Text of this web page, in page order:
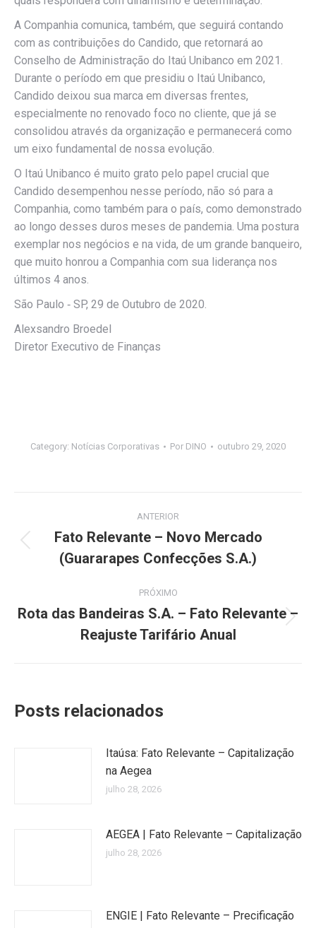
A Companhia comunica, também, que seguirá contando
com as contribuições do Candido, que retornará ao
Conselho de Administração do Itaú Unibanco em 2021.
Durante o período em que presidiu o Itaú Unibanco,
Candido deixou sua marca em diversas frentes,
especialmente no renovado foco no cliente, que já se
consolidou através da organização e permanecerá como
um eixo fundamental de nossa evolução.
O Itaú Unibanco é muito grato pelo papel crucial que
Candido desempenhou nesse período, não só para a
Companhia, como também para o país, como demonstrado
ao longo desses duros meses de pandemia. Uma postura
exemplar nos negócios e na vida, de um grande banqueiro,
que muito honrou a Companhia com sua liderança nos
últimos 4 anos.
São Paulo ‐ SP, 29 de Outubro de 2020.
Alexsandro Broedel
Diretor Executivo de Finanças
Category: Notícias Corporativas Por DINO outubro 29, 2020
de
post:
ANTERIOR
anterior:
Fato Relevante – Novo Mercado
(Guararapes Confecções S.A.)
PRÓXIMO
post:
Rota das Bandeiras S.A. – Fato Relevante –
Reajuste Tarifário Anual
Posts relacionados
Itaúsa: Fato Relevante – Capitalização
na Aegea
julho 28, 2026
AEGEA | Fato Relevante – Capitalização
julho 28, 2026
ENGIE | Fato Relevante – Precificação